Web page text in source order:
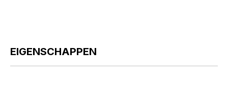
EIGENSCHAPPEN